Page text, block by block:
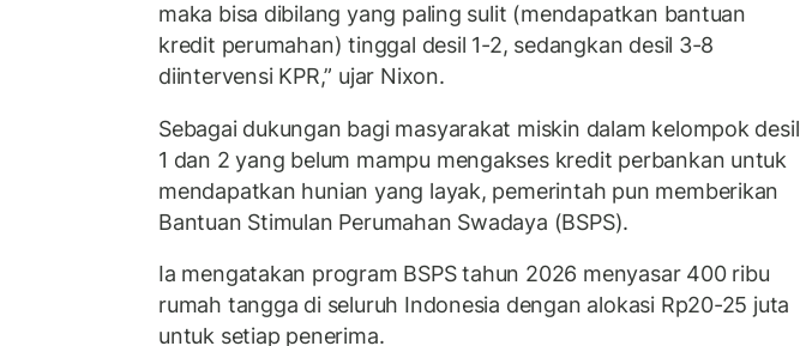
maka bisa dibilang yang paling sulit (mendapatkan bantuan
kredit perumahan) tinggal desil 1-2, sedangkan desil 3-8
diintervensi KPR,” ujar Nixon.
Sebagai dukungan bagi masyarakat miskin dalam kelompok desil
1 dan 2 yang belum mampu mengakses kredit perbankan untuk
mendapatkan hunian yang layak, pemerintah pun memberikan
Bantuan Stimulan Perumahan Swadaya (BSPS).
Ia mengatakan program BSPS tahun 2026 menyasar 400 ribu
rumah tangga di seluruh Indonesia dengan alokasi Rp20-25 juta
untuk setiap penerima.